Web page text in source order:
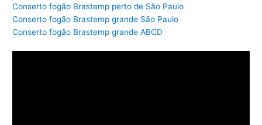
Conserto fogão Brastemp perto de São Paulo
Conserto fogão Brastemp grande São Paulo
Conserto fogão Brastemp grande ABCD